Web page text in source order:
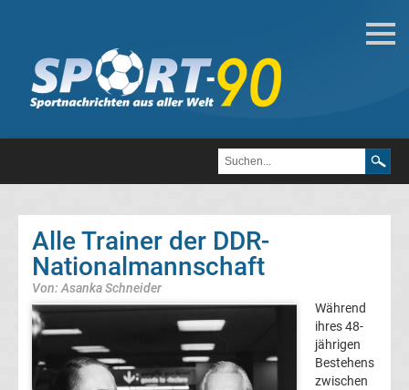
Internat.
Fußball
Sieger
Liste
Afrikas
Fußballer
Alle Trainer der DDR-
Nationalmannschaft
Von: Asanka Schneider
Während
ihres 48-
jährigen
Bestehens
zwischen